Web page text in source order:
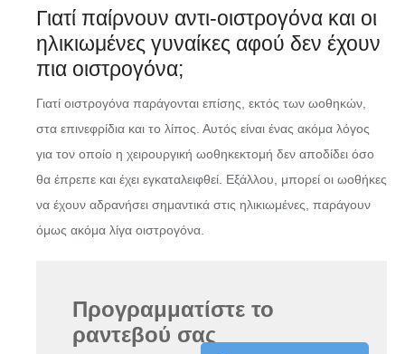
Γιατί παίρνουν αντι-οιστρογόνα και οι
ηλικιωμένες γυναίκες αφού δεν έχουν
πια οιστρογόνα;
Γιατί οιστρογόνα παράγονται επίσης, εκτός των ωοθηκών,
στα επινεφρίδια και το λίπος. Αυτός είναι ένας ακόμα λόγος
για τον οποίο η χειρουργική ωοθηκεκτομή δεν αποδίδει όσο
θα έπρεπε και έχει εγκαταλειφθεί. Εξάλλου, μπορεί οι ωοθήκες
να έχουν αδρανήσει σημαντικά στις ηλικιωμένες, παράγουν
όμως ακόμα λίγα οιστρογόνα.
Προγραμματίστε το
ραντεβού σας